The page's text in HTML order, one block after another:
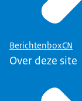
BerichtenboxCN
Over deze site